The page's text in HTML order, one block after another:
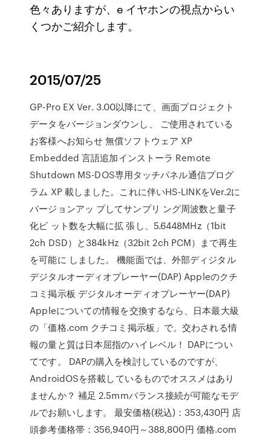
色々ありますが、e イヤホンの視点からい
くつかご紹介します。
2015/07/25
GP-Pro EX Ver. 3.00以降にて、画面プロジェクト
データをバージョンダウンし、 ご使用されている
お客様へお知らせ 無償ソフトウェア XP
Embedded 言語追加インストーラ Remote
Shutdown MS-DOS専用タッチパネル通信プログ
ラム XP 載しました。これに伴いHS-LINKをVer.2に
バージョンアッ プしてサンプリ ング周波数と量子
化ビ ット数を大幅に拡 張し、5.6448MHz（1bit
2ch DSD）と384kHz（32bit 2ch PCM）まで再生
を可能に しました。 機能面では、外部ディジタル
デジタルオーディオプレーヤー(DAP) Appleのクチ
コミ掲示板 デジタルオーディオプレーヤー(DAP)
Appleについての情報を交換するなら、日本最大級
の「価格.com クチコミ掲示板」で。交わされる情
報の量と質は日本屈指のハイレベル！ DAPについ
てです。 DAPの購入を検討しているのですが、
AndroidOSを搭載しているものでオススメはあり
ませんか？ 補足 2.5mmバランス接続が可能なモデ
ルでお願いします。 最安価格(税込)：353,430円 店
頭参考価格帯：356,940円～388,800円 価格.com